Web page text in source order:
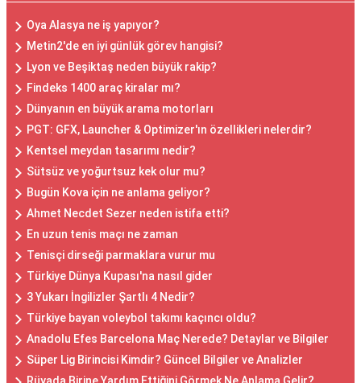
Oya Alasya ne iş yapıyor?
Metin2'de en iyi günlük görev hangisi?
Lyon ve Beşiktaş neden büyük rakip?
Findeks 1400 araç kiralar mı?
Dünyanın en büyük arama motorları
PGT: GFX, Launcher & Optimizer'ın özellikleri nelerdir?
Kentsel meydan tasarımı nedir?
Sütsüz ve yoğurtsuz kek olur mu?
Bugün Kova için ne anlama geliyor?
Ahmet Necdet Sezer neden istifa etti?
En uzun tenis maçı ne zaman
Tenisçi dirseği parmaklara vurur mu
Türkiye Dünya Kupası'na nasıl gider
3 Yukarı İngilizler Şartlı 4 Nedir?
Türkiye bayan voleybol takımı kaçıncı oldu?
Anadolu Efes Barcelona Maç Nerede? Detaylar ve Bilgiler
Süper Lig Birincisi Kimdir? Güncel Bilgiler ve Analizler